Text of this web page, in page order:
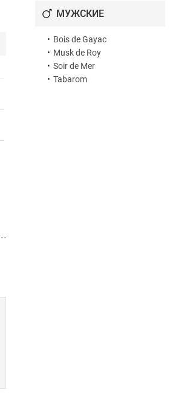
МУЖСКИЕ
• Bois de Gayac
• Musk de Roy
• Soir de Mer
• Tabarom